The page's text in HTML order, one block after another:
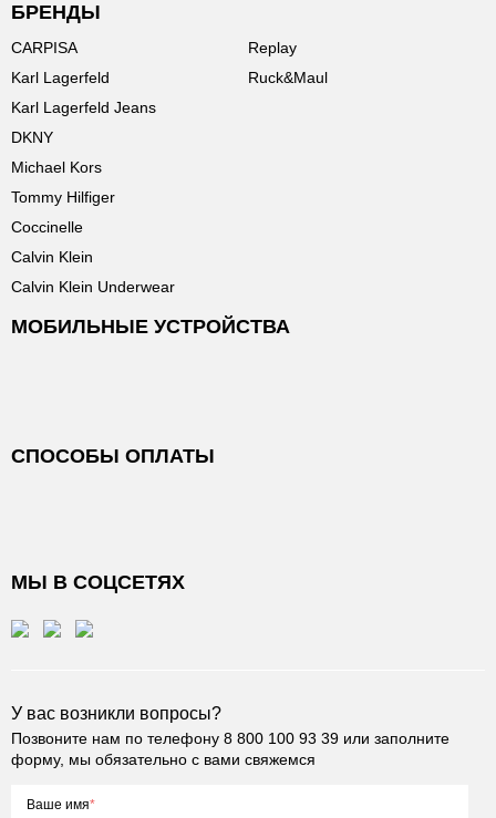
БРЕНДЫ
CARPISA
Karl Lagerfeld
Karl Lagerfeld Jeans
DKNY
Michael Kors
Tommy Hilfiger
Coccinelle
Calvin Klein
Calvin Klein Underwear
Replay
Ruck&Maul
МОБИЛЬНЫЕ УСТРОЙСТВА
СПОСОБЫ ОПЛАТЫ
МЫ В СОЦСЕТЯХ
У вас возникли вопросы?
Позвоните нам по телефону 8 800 100 93 39 или заполните
форму, мы обязательно с вами свяжемся
Ваше имя